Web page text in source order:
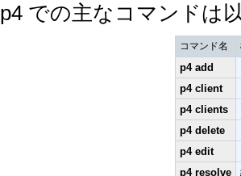
p4 での主なコマンドは
コマンド名
p4 add
p4 client
p4 clients
p4 delete
p4 edit
p4 resolve